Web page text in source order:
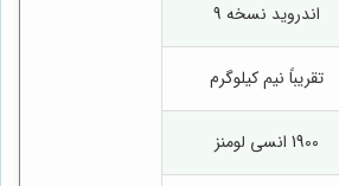
اندروید نسخه 9
تقریباً نیم کیلوگرم
1900 انسی لومنز